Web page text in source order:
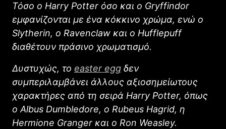
Τόσο ο Harry Potter όσο και ο Gryffindor
εμφανίζονται με ένα κόκκινο χρώμα, ενώ ο
Slytherin, ο Ravenclaw και ο Hufflepuff
διαθέτουν πράσινο χρωματισμό.
Δυστυχώς, το easter egg δεν
συμπεριλαμβάνει άλλους αξιοσημείωτους
χαρακτήρες από τη σειρά Harry Potter, όπως
ο Albus Dumbledore, ο Rubeus Hagrid, η
Hermione Granger και ο Ron Weasley.